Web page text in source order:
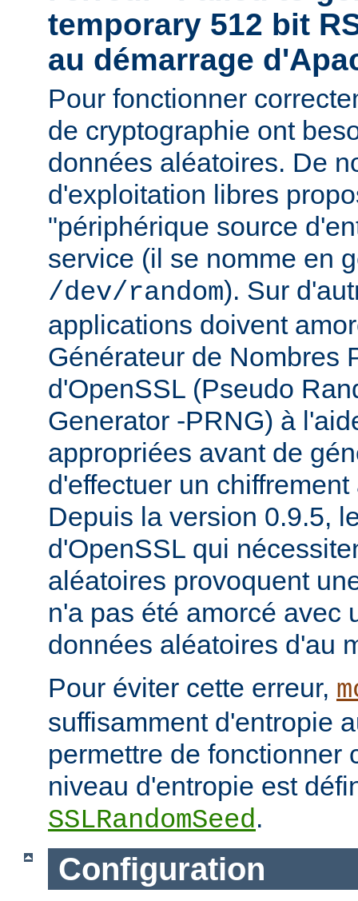
temporary 512 bit
au démarrage
Pour fonctionner
de cryptographie ont
données aléatoires. De
d'exploitation libres
"périphérique source
service (il se nomme en
/dev/random). Sur
applications doivent
Générateur de Nombres
d'OpenSSL (Pseudo
Generator -PRNG) à
appropriées avant de
d'effectuer un
Depuis la version 0.9.5,
d'OpenSSL qui
aléatoires provoquent
n'a pas été amorcé avec
données aléatoires d'au
Pour éviter cette erreur,
suffisamment d'entropie
permettre de fonctionner
niveau d'entropie est
SSLRandomSeed.
Configuration